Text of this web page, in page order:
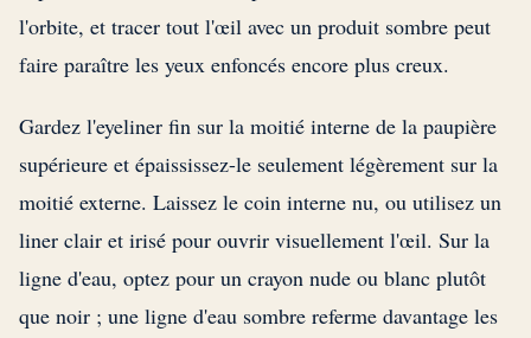
l'orbite, et tracer tout l'œil avec un produit sombre peut
faire paraître les yeux enfoncés encore plus creux.
Gardez l'eyeliner fin sur la moitié interne de la paupière
supérieure et épaississez-le seulement légèrement sur la
moitié externe. Laissez le coin interne nu, ou utilisez un
liner clair et irisé pour ouvrir visuellement l'œil. Sur la
ligne d'eau, optez pour un crayon nude ou blanc plutôt
que noir ; une ligne d'eau sombre referme davantage les